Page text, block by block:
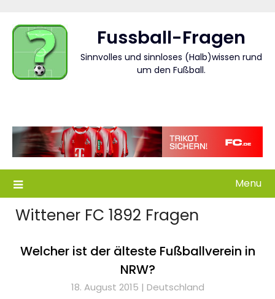
content
Fussball-Fragen
Sinnvolles und sinnloses (Halb)wissen rund
um den Fußball.
Menu
Wittener FC 1892 Fragen
Welcher ist der älteste Fußballverein in
NRW?
18. August 2015 | Deutschland